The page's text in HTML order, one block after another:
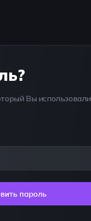
Вы использовали